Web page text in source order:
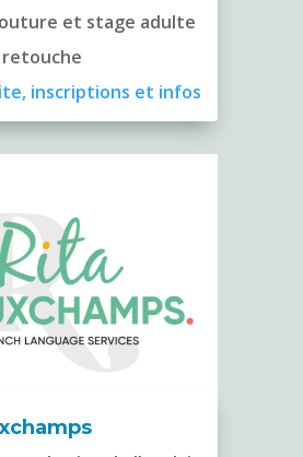
et stage adulte
retouche
inscriptions et infos